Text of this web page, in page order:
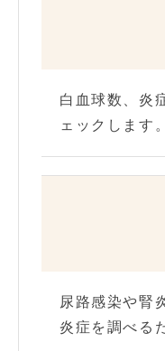
白血球数、炎
ェックします。
尿路感染や腎
炎症を調べる